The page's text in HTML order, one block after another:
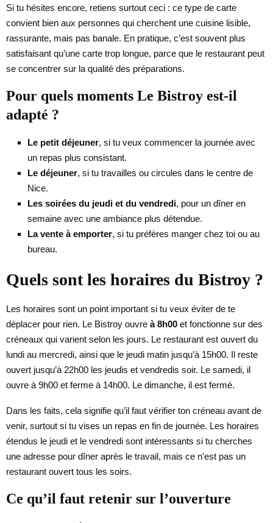
Si tu hésites encore, retiens surtout ceci : ce type de carte
convient bien aux personnes qui cherchent une cuisine lisible,
rassurante, mais pas banale. En pratique, c’est souvent plus
satisfaisant qu’une carte trop longue, parce que le restaurant peut
se concentrer sur la qualité des préparations.
Pour quels moments Le Bistroy est-il
adapté ?
Le petit déjeuner, si tu veux commencer la journée avec
un repas plus consistant.
Le déjeuner, si tu travailles ou circules dans le centre de
Nice.
Les soirées du jeudi et du vendredi, pour un dîner en
semaine avec une ambiance plus détendue.
La vente à emporter, si tu préfères manger chez toi ou au
bureau.
Quels sont les horaires du Bistroy ?
Les horaires sont un point important si tu veux éviter de te
déplacer pour rien. Le Bistroy ouvre à 8h00 et fonctionne sur des
créneaux qui varient selon les jours. Le restaurant est ouvert du
lundi au mercredi, ainsi que le jeudi matin jusqu’à 15h00. Il reste
ouvert jusqu’à 22h00 les jeudis et vendredis soir. Le samedi, il
ouvre à 9h00 et ferme à 14h00. Le dimanche, il est fermé.
Dans les faits, cela signifie qu’il faut vérifier ton créneau avant de
venir, surtout si tu vises un repas en fin de journée. Les horaires
étendus le jeudi et le vendredi sont intéressants si tu cherches
une adresse pour dîner après le travail, mais ce n’est pas un
restaurant ouvert tous les soirs.
Ce qu’il faut retenir sur l’ouverture